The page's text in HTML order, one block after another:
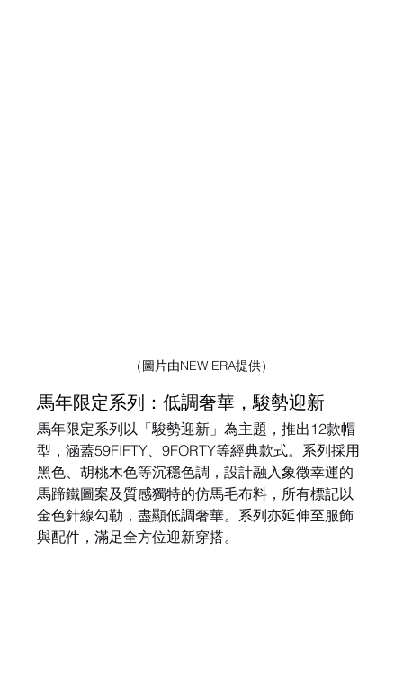
（圖片由NEW ERA提供）
馬年限定系列：低調奢華，駿勢迎新
馬年限定系列以「駿勢迎新」為主題，推出12款帽
型，涵蓋59FIFTY、9FORTY等經典款式。系列採用
黑色、胡桃木色等沉穩色調，設計融入象徵幸運的
馬蹄鐵圖案及質感獨特的仿馬毛布料，所有標記以
金色針線勾勒，盡顯低調奢華。系列亦延伸至服飾
與配件，滿足全方位迎新穿搭。